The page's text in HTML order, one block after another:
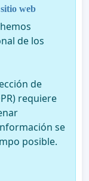
web
de los
de
requiere
se
posible.